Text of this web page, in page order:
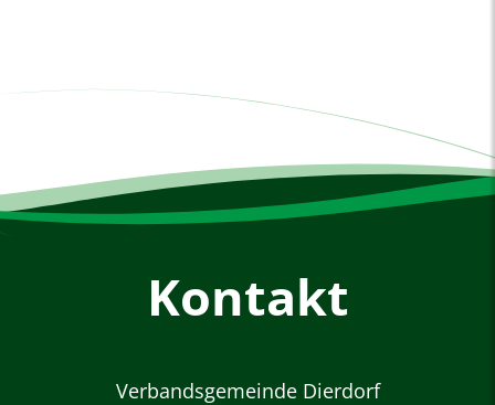
Kontakt
Verbandsgemeinde Dierdorf